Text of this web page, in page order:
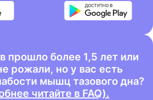
прошло более 1,5 лет или
рожали, но у вас есть
мышц тазового дна?
читайте в FAQ).